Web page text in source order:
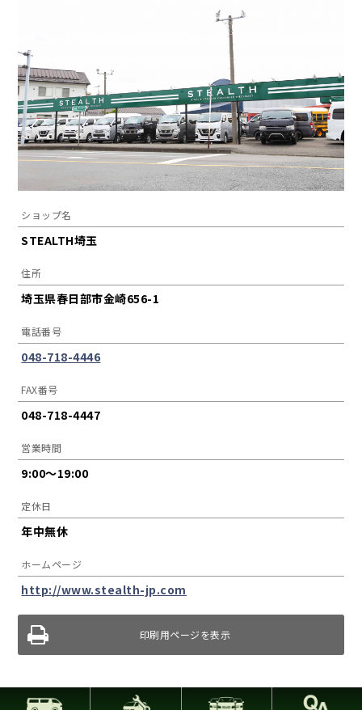
ショップ名
STEALTH埼玉
住所
埼玉県春日部市金崎656-1
電話番号
048-718-4446
FAX番号
048-718-4447
営業時間
9:00〜19:00
定休日
年中無休
ホームページ
http://www.stealth-jp.com
印刷用ページを表示